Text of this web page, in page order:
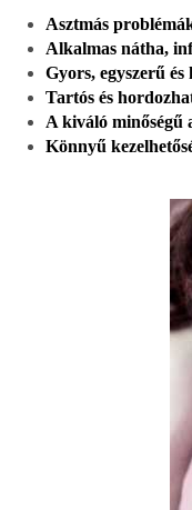
Asztmás
Alkalmas nátha,
Gyors, egyszerű és
Tartós és
A kiváló minőségű
Könnyű